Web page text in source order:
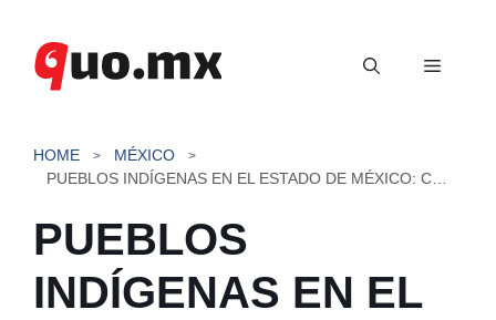
contenido
Menú
HOME
MÉXICO
PUEBLOS
INDÍGENAS EN EL